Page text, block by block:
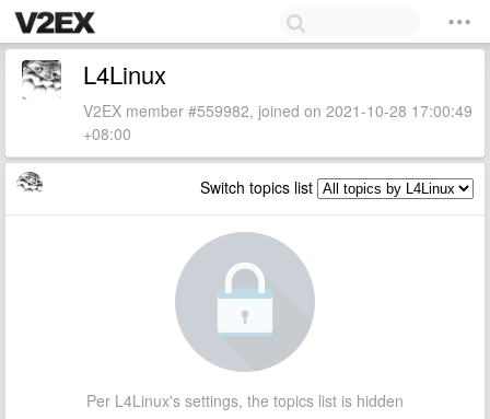
L4Linux
V2EX member #559982, joined on 2021-10-28 17:00:49
+08:00
Switch topics list
Per L4Linux's settings, the topics list is hidden